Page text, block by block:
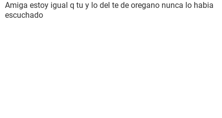
Amiga estoy igual q tu y lo del te de oregano nunca lo habia
escuchado